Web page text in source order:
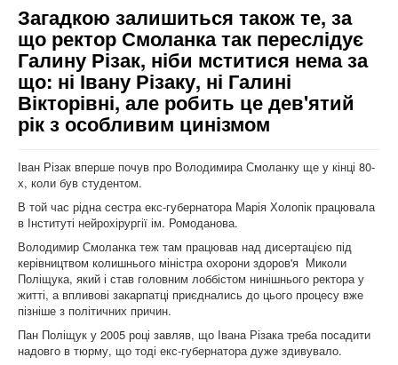
Загадкою залишиться також те, за
що ректор Смоланка так переслідує
Галину Різак, ніби мститися нема за
що: ні Івану Різаку, ні Галині
Вікторівні, але робить це дев'ятий
рік з особливим цинізмом
Іван Різак вперше почув про Володимира Смоланку ще у кінці 80-
х, коли був студентом.
В той час рідна сестра екс-губернатора Марія Холопік працювала
в Інституті нейрохірургії ім. Ромоданова.
Володимир Смоланка теж там працював над дисертацією під
керівництвом колишнього міністра охорони здоров'я Миколи
Поліщука, який і став головним лоббістом нинішнього ректора у
житті, а впливові закарпатці приєднались до цього процесу вже
пізніше з політичних причин.
Пан Поліщук у 2005 році завляв, що Івана Різака треба посадити
надовго в тюрму, що тоді екс-губернатора дуже здивувало.